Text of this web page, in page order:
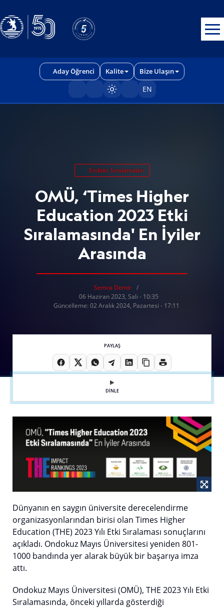
Aday Öğrenci Kalite Bize Ulaşın
Sayfayı karart/aç
EN
Endeks Sıralamaları
OMÜ, ‘Times Higher
Education 2023 Etki
Sıralamasında' En İyiler
Arasında
Semra Demir
06 Haziran 2023, Salı - 10:35
Güncelleme: 02 Aralık 2024, Pazartesi - 17:11
PAYLAŞ
DİNLE
Dünyanın en saygın üniversite derecelendirme
organizasyonlarından birisi olan Times Higher
Education (THE) 2023 Yılı Etki Sıralaması sonuçlarını
açıkladı. Ondokuz Mayıs Üniversitesi yeniden 801-
1000 bandında yer alarak büyük bir başarıya imza
attı.
Ondokuz Mayıs Üniversitesi (OMÜ), THE 2023 Yılı Etki
Sıralamasında, önceki yıllarda gösterdiği